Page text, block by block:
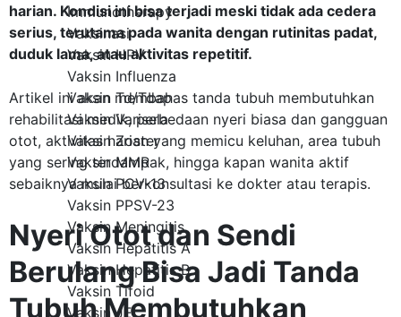
Immunotherapy
Vaksinasi
Vaksin HPV
Vaksin Influenza
Vaksin Td/Tdap
Vaksin Varisela
Vaksin Zoster
Vaksin MMR
Vaksin PCV-13
Vaksin PPSV-23
Vaksin Meningitis
Vaksin Hepatitis A
Vaksin Hepatitis B
Vaksin Tifoid
Vaksin JE
harian. Kondisi ini bisa terjadi meski tidak ada cedera
serius, terutama pada wanita dengan rutinitas padat,
duduk lama, atau aktivitas repetitif.
Artikel ini akan membahas tanda tubuh membutuhkan
rehabilitasi medik, perbedaan nyeri biasa dan gangguan
otot, aktivitas harian yang memicu keluhan, area tubuh
yang sering terdampak, hingga kapan wanita aktif
sebaiknya mulai berkonsultasi ke dokter atau terapis.
Nyeri Otot dan Sendi
Berulang Bisa Jadi Tanda
Tubuh Membutuhkan